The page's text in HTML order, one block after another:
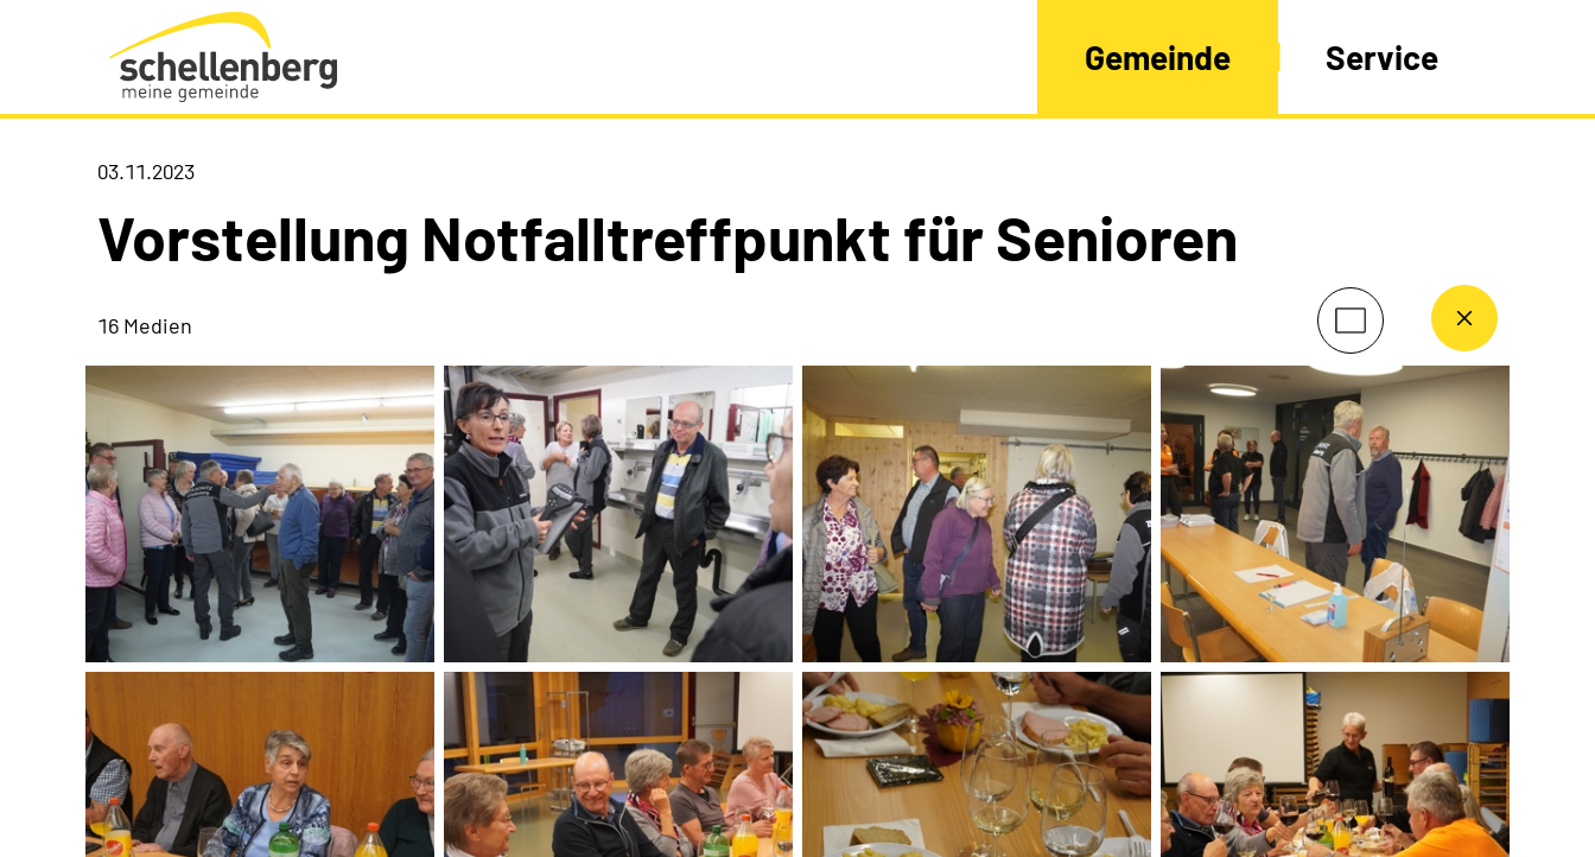
Gemeinde Schellenberg Startseite
Gemeinde Service
03.11.2023
Vorstellung Notfalltreffpunkt für Senioren
16 Medien